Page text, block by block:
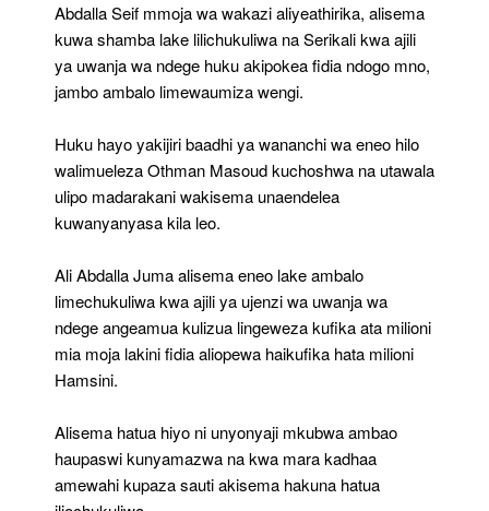
Abdalla Seif mmoja wa wakazi aliyeathirika, alisema
kuwa shamba lake lilichukuliwa na Serikali kwa ajili
ya uwanja wa ndege huku akipokea fidia ndogo mno,
jambo ambalo limewaumiza wengi.
Huku hayo yakijiri baadhi ya wananchi wa eneo hilo
walimueleza Othman Masoud kuchoshwa na utawala
ulipo madarakani wakisema unaendelea
kuwanyanyasa kila leo.
Ali Abdalla Juma alisema eneo lake ambalo
limechukuliwa kwa ajili ya ujenzi wa uwanja wa
ndege angeamua kulizua lingeweza kufika ata milioni
mia moja lakini fidia aliopewa haikufika hata milioni
Hamsini.
Alisema hatua hiyo ni unyonyaji mkubwa ambao
haupaswi kunyamazwa na kwa mara kadhaa
amewahi kupaza sauti akisema hakuna hatua